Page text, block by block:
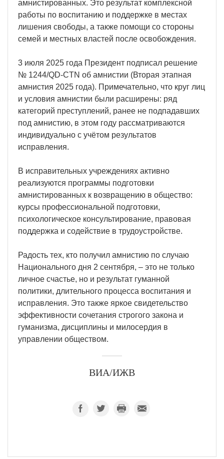
амнистированных. Это результат комплексной
работы по воспитанию и поддержке в местах
лишения свободы, а также помощи со стороны
семей и местных властей после освобождения.
3 июля 2025 года Президент подписал решение
№ 1244/QD-CTN об амнистии (Вторая этапная
амнистия 2025 года). Примечательно, что круг лиц
и условия амнистии были расширены: ряд
категорий преступлений, ранее не подпадавших
под амнистию, в этом году рассматриваются
индивидуально с учётом результатов
исправления.
В исправительных учреждениях активно
реализуются программы подготовки
амнистированных к возвращению в общество:
курсы профессиональной подготовки,
психологическое консультирование, правовая
поддержка и содействие в трудоустройстве.
Радость тех, кто получил амнистию по случаю
Национального дня 2 сентября, – это не только
личное счастье, но и результат гуманной
политики, длительного процесса воспитания и
исправления. Это также яркое свидетельство
эффективности сочетания строгого закона и
гуманизма, дисциплины и милосердия в
управлении обществом.
ВИА/ИЖВ